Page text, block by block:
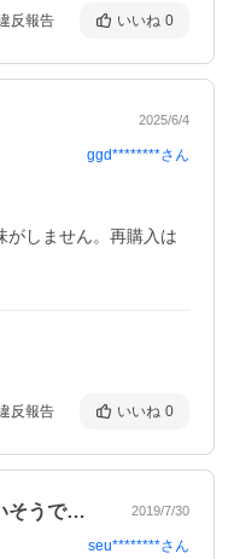
反報告 いいね 0
2025/6/4
ggd********さん
がしません。再購入は
反報告 いいね 0
ご飯にもつまみにも行けちゃいそうです。… 2019/7/30
seu********さん